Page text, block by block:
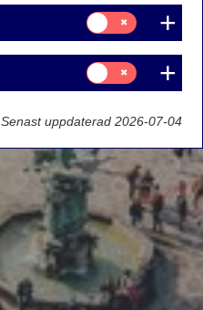
Samtycke
för:
Statistik
Samtycke
för:
Marknadsföring
Senast uppdaterad 2026-07-04